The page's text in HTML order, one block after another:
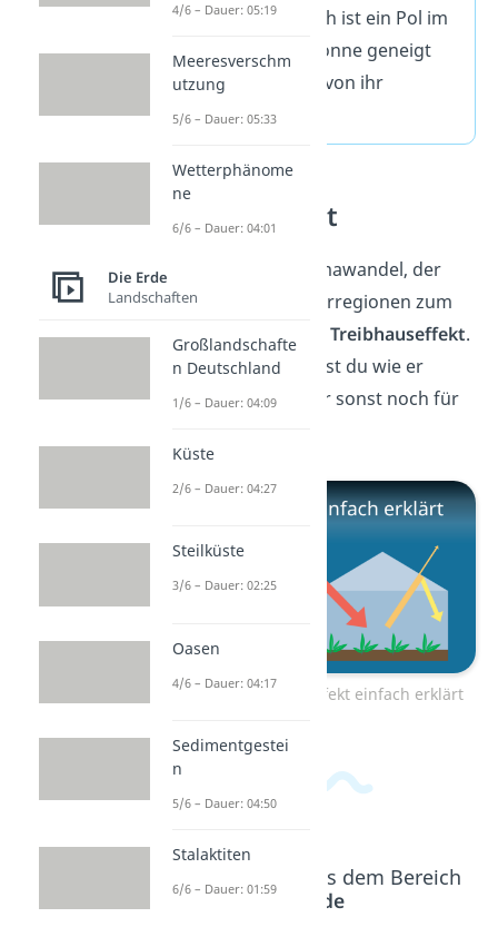
schrägsteht. Dadurch ist ein Pol im
Sommer lange zur Sonne geneigt
und im Winter lange von ihr
abgewandt.
Treibhauseffekt
Ausgelöst wird der Klimawandel, der
das Eis der beiden Polarregionen zum
Schmelzen bringt, vomTreibhauseffekt.
In diesemVideoerfährst du wie er
funktioniert und was er sonst noch für
Zum Video: Treibhauseffekt einfach erklärt
Beliebte Inhalte aus dem Bereich
Die Erde
4/6 – Dauer: 05:19
Meeresverschm
utzung
5/6 – Dauer: 05:33
Wetterphänome
ne
6/6 – Dauer: 04:01
Die Erde
Landschaften
Großlandschafte
n Deutschland
1/6 – Dauer: 04:09
Küste
2/6 – Dauer: 04:27
Steilküste
3/6 – Dauer: 02:25
Oasen
4/6 – Dauer: 04:17
Sedimentgestei
n
5/6 – Dauer: 04:50
Stalaktiten
6/6 – Dauer: 01:59